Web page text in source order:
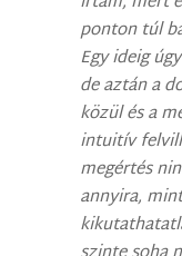
ponton túl
Egy ideig
de aztán a
közül és a
intuitív
megértés
annyira,